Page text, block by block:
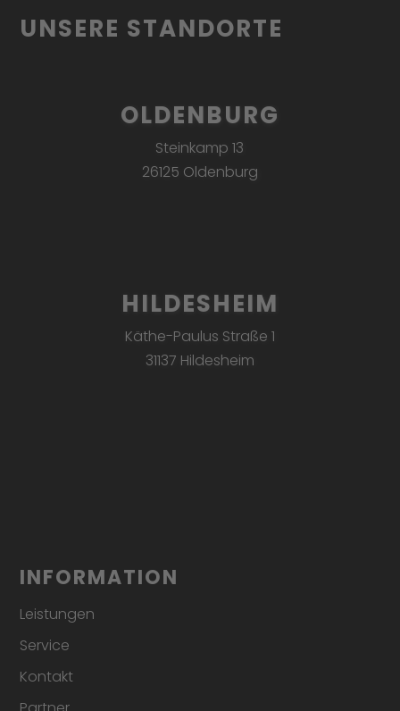
UNSERE STANDORTE
OLDENBURG
Steinkamp 13
26125 Oldenburg
HILDESHEIM
Käthe-Paulus Straße 1
31137 Hildesheim
INFORMATION
Leistungen
Service
Kontakt